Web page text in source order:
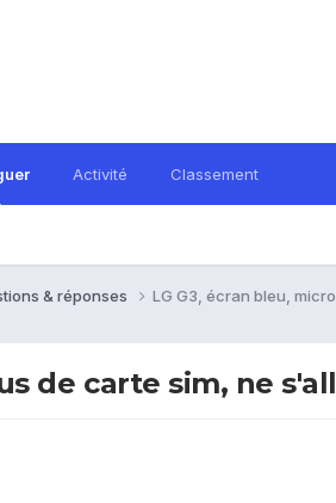
Activité Classement
& réponses LG G3, écran bleu,
de carte sim, ne